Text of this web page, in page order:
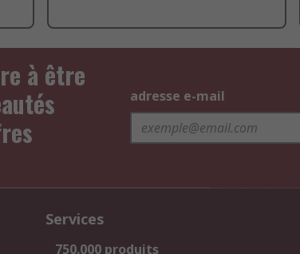
à être
adresse e-mail
Services
750.000 produits